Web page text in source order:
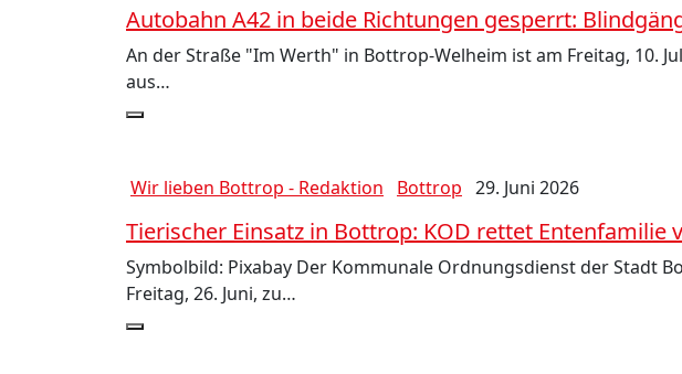
Autobahn A42 in beide Richtungen gesperrt:
An der Straße "Im Werth" in Bottrop-Welheim ist am Freitag, 10.
aus…
Wir lieben Bottrop - Redaktion Bottrop 29. Juni 2026
Tierischer Einsatz in Bottrop: KOD rettet Entenfamilie
Symbolbild: Pixabay Der Kommunale Ordnungsdienst der Stadt
Freitag, 26. Juni, zu…